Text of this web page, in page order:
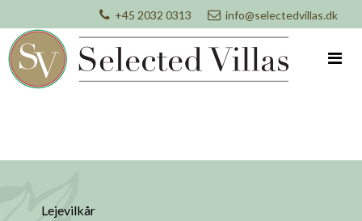
+45 2032 0313 info@selectedvillas.dk
Lejevilkår